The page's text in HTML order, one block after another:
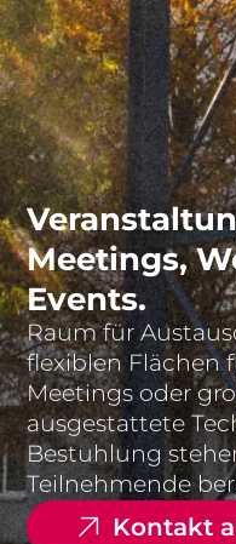
Meetings,
Events.
Raum für
flexiblen Flächen
Meetings oder
ausgestattete
Bestuhlung
Teilnehmende
Kontakt